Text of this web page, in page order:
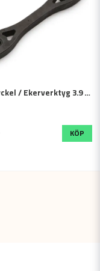
Ekernyckel / Ekerverktyg 3.9 / 4.4 / 5.0 / 5.3 / 5.6 / 5.8mm
KÖP